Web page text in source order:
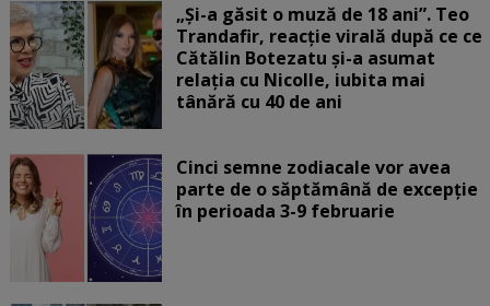
„Și-a găsit o muză de 18 ani”. Teo
Trandafir, reacție virală după ce ce
Cătălin Botezatu și-a asumat
relația cu Nicolle, iubita mai
tânără cu 40 de ani
Cinci semne zodiacale vor avea
parte de o săptămână de excepție
în perioada 3-9 februarie